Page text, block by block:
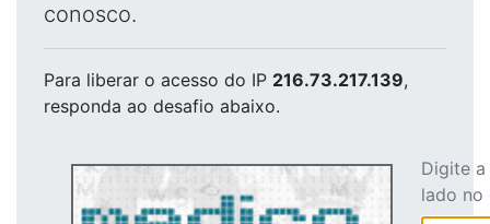
conosco.
Para liberar o acesso do IP 216.73.217.139,
responda ao desafio abaixo.
Digite
lado no